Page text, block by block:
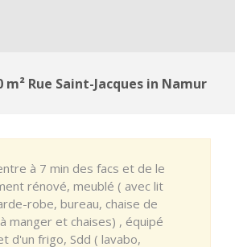
m² Rue Saint-Jacques in Namur
à 7 min des facs et de le
rénové, meublé ( avec lit
robe, bureau, chaise de
manger et chaises) , équipé
d'un frigo, Sdd ( lavabo,